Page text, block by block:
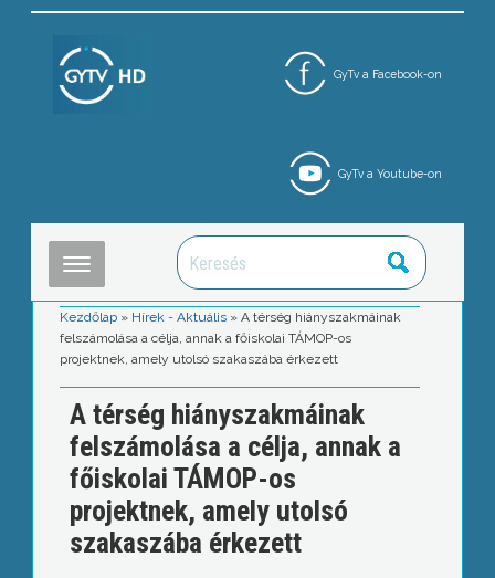
GyTv a Facebook-on
GyTv a Youtube-on
Kezdőlap » Hírek - Aktuális »A térség hiányszakmáinak
felszámolása a célja, annak a főiskolai TÁMOP-os
projektnek, amely utolsó szakaszába érkezett
A térség hiányszakmáinak
felszámolása a célja, annak a
főiskolai TÁMOP-os
projektnek, amely utolsó
szakaszába érkezett